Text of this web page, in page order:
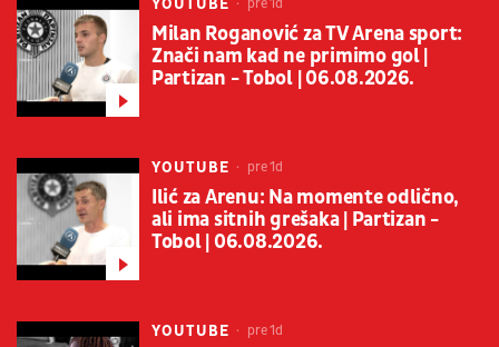
YOUTUBE pre 1d
Milan Roganović za TV Arena sport:
Znači nam kad ne primimo gol |
Partizan - Tobol | 06.08.2026.
YOUTUBE pre 1d
Ilić za Arenu: Na momente odlično,
ali ima sitnih grešaka | Partizan -
Tobol | 06.08.2026.
YOUTUBE pre 1d